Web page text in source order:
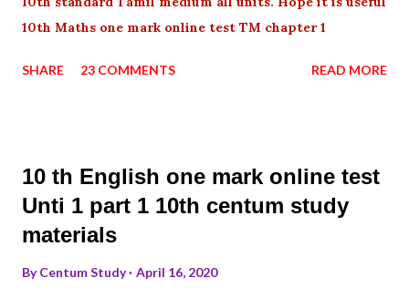
10th Maths one mark online test TM chapter 1
SHARE 23 COMMENTS READ MORE
10 th English one mark online test
Unti 1 part 1 10th centum study
materials
ByCentum Study April 16, 2020